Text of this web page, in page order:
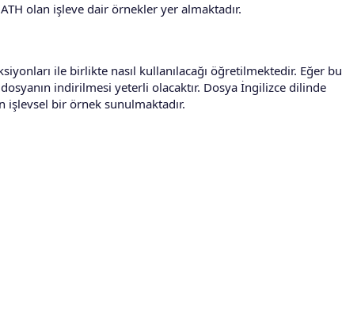
olan işleve dair örnekler yer almaktadır.
ile birlikte nasıl kullanılacağı öğretilmektedir. Eğer bu
indirilmesi yeterli olacaktır. Dosya İngilizce dilinde
işlevsel bir örnek sunulmaktadır.